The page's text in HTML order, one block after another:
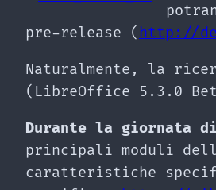
pre-release ( http://
Naturalmente, la
(LibreOffice 5.3.0
Durante la giornata
principali moduli
caratteristiche